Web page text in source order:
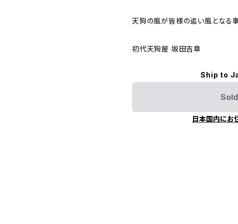
天狗の風が皆様の追い風となる事
初代天狗屋 坂田吉章
Ship to
日本国内にお